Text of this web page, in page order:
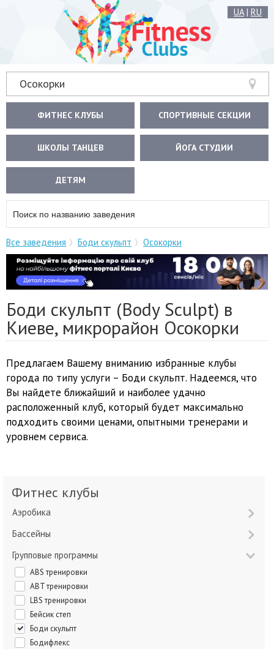
UA| RU
Осокорки
ФИТНЕС КЛУБЫ СПОРТИВНЫЕ СЕКЦИИ
ШКОЛЫ ТАНЦЕВ ЙОГА СТУДИИ
ДЕТЯМ
Все заведения Боди скульпт Осокорки
Боди скульпт (Body Sculpt) в
Киеве, микрорайон Осокорки
Предлагаем Вашему вниманию избранные клубы
города по типу услуги – Боди скульпт. Надеемся, что
Вы найдете ближайший и наиболее удачно
расположенный клуб, который будет максимально
подходить своими ценами, опытными тренерами и
уровнем сервиса.
Фитнес клубы
Аэробика
Бассейны
Групповые программы
ABS тренировки
ABT тренировки
LBS тренировки
Бейсик степ
Боди скульпт
Бодифлекс